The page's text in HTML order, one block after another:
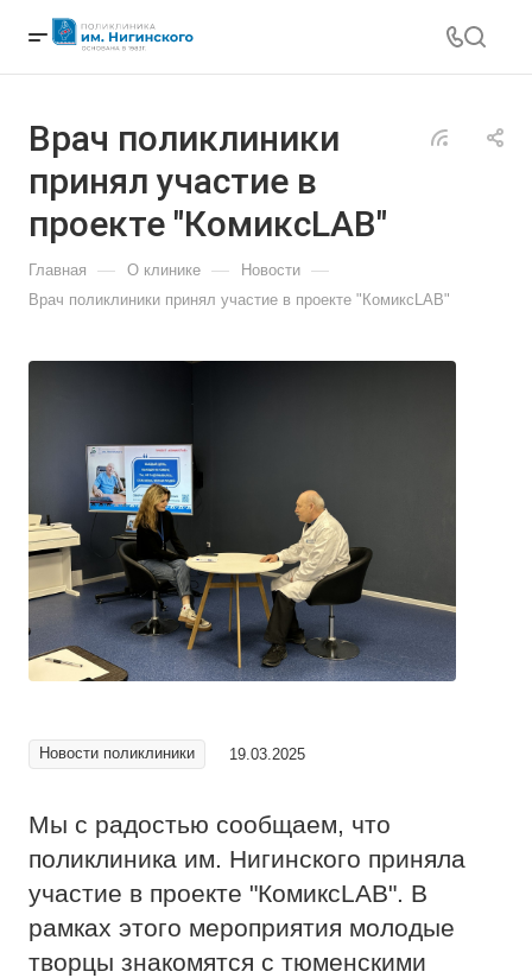
Врач поликлиники
принял участие в
проекте "КомиксLAB"
Главная — О клинике — Новости —
Врач поликлиники принял участие в проекте "КомиксLAB"
Новости поликлиники 19.03.2025
Мы с радостью сообщаем, что
поликлиника им. Нигинского приняла
участие в проекте "КомиксLAB". В
рамках этого мероприятия молодые
творцы знакомятся с тюменскими